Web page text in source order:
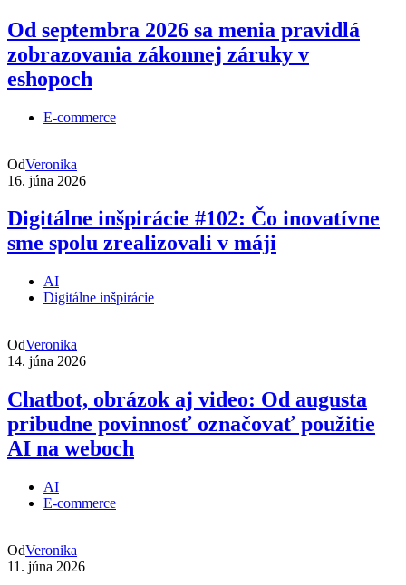
Od septembra 2026 sa menia pravidlá
zobrazovania zákonnej záruky v
eshopoch
E-commerce
OdVeronika
16. júna 2026
Digitálne inšpirácie #102: Čo inovatívne
sme spolu zrealizovali v máji
AI
Digitálne inšpirácie
OdVeronika
14. júna 2026
Chatbot, obrázok aj video: Od augusta
pribudne povinnosť označovať použitie
AI na weboch
AI
E-commerce
OdVeronika
11. júna 2026